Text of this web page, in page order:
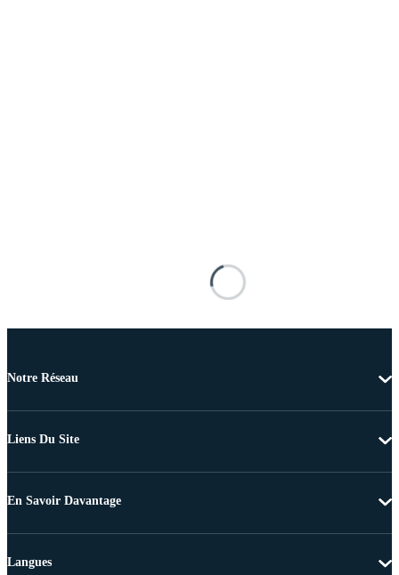
Notre Réseau
Liens Du Site
En Savoir Davantage
Langues